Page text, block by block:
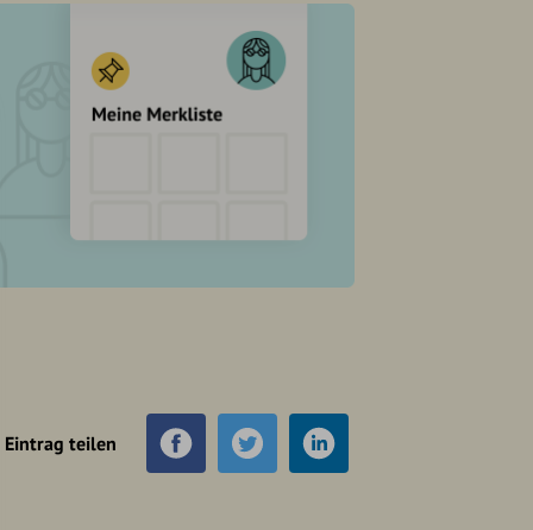
Eintrag teilen